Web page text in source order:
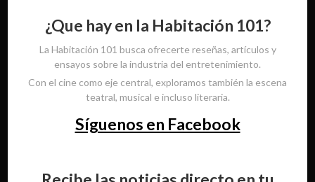
¿Que hay en la Habitación 101?
La Habitación 101 busca ofrecerte reseñas, artículos y
ensayos sobre la industria del entretenimiento.
Con el cine como eje central, exploramos también la escena
teatral, musical e incluso literaria.
Síguenos en Facebook